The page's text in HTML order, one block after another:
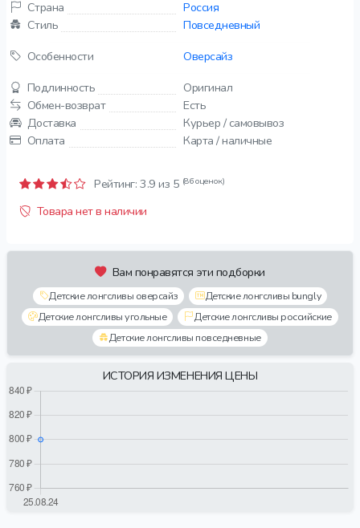
Страна
Россия
Стиль
Повседневный
Особенности
Оверсайз
Подлинность
Оригинал
Обмен-возврат
Есть
Доставка
Курьер / самовывоз
Оплата
Карта / наличные
Рейтинг: 3.9 из 5 (86 оценок)
Товара нет в наличии
Вам понравятся эти подборки
Детские лонгсливы оверсайз
Детские лонгсливы bungly
Детские лонгсливы угольные
Детские лонгсливы российские
Детские лонгсливы повседневные
ИСТОРИЯ ИЗМЕНЕНИЯ ЦЕНЫ